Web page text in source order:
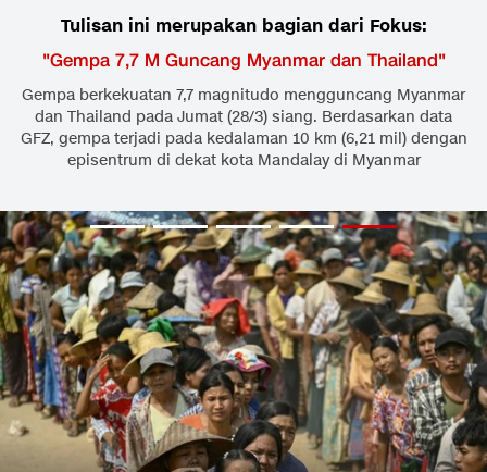
Tulisan ini merupakan bagian dari Fokus:
"Gempa 7,7 M Guncang Myanmar dan Thailand"
Gempa berkekuatan 7,7 magnitudo mengguncang Myanmar
dan Thailand pada Jumat (28/3) siang. Berdasarkan data
GFZ, gempa terjadi pada kedalaman 10 km (6,21 mil) dengan
episentrum di dekat kota Mandalay di Myanmar